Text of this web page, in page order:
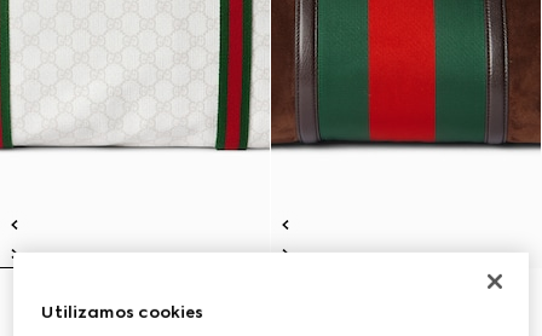
Bolsa viaje con tribanda Web
Utilizamos cookies